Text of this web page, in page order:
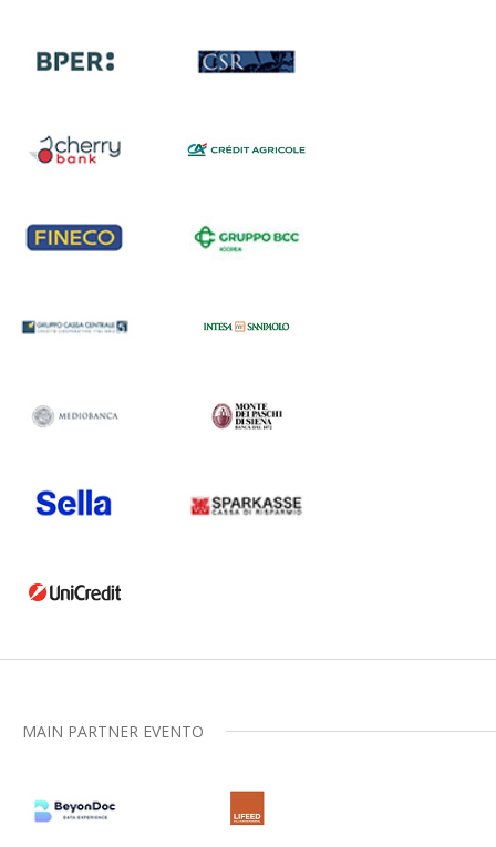
MAIN PARTNER EVENTO